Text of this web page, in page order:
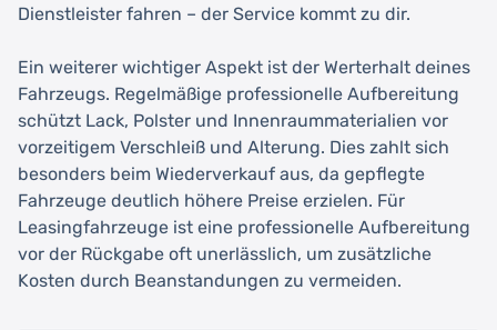
Dienstleister fahren – der Service kommt zu dir.
Ein weiterer wichtiger Aspekt ist der Werterhalt deines
Fahrzeugs. Regelmäßige professionelle Aufbereitung
schützt Lack, Polster und Innenraummaterialien vor
vorzeitigem Verschleiß und Alterung. Dies zahlt sich
besonders beim Wiederverkauf aus, da gepflegte
Fahrzeuge deutlich höhere Preise erzielen. Für
Leasingfahrzeuge ist eine professionelle Aufbereitung
vor der Rückgabe oft unerlässlich, um zusätzliche
Kosten durch Beanstandungen zu vermeiden.